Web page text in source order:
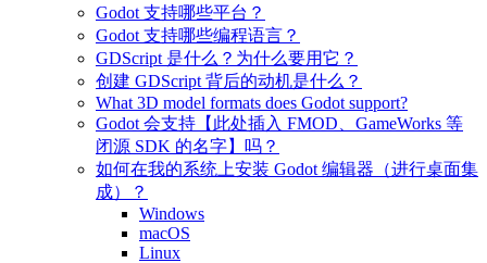
Godot 支持哪些平台？
Godot 支持哪些编程语言？
GDScript 是什么？为什么要用它？
创建 GDScript 背后的动机是什么？
What 3D model formats does Godot support?
Godot 会支持【此处插入 FMOD、GameWorks 等
闭源 SDK 的名字】吗？
如何在我的系统上安装 Godot 编辑器（进行桌面集
成）？
Windows
macOS
Linux